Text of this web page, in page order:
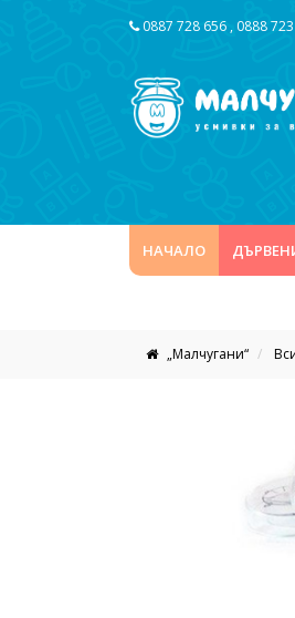
0887 728 656 , 0888
НАЧАЛО
„Малчугани“